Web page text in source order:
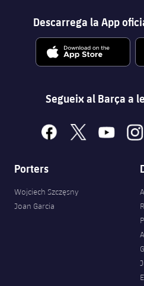
Descarrega la App
Segueix al Barça a
facebook
x youtube
Porters
Wojciech Szczęsny
Joan Garcia